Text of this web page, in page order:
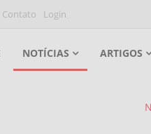
Contato Login
NOTÍCIAS ARTIGOS